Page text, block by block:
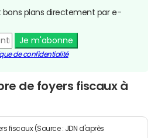
bons plans directement par e-
Je m'abonne
de confidentialité
de foyers fiscaux à
fiscaux (Source : JDN d'après